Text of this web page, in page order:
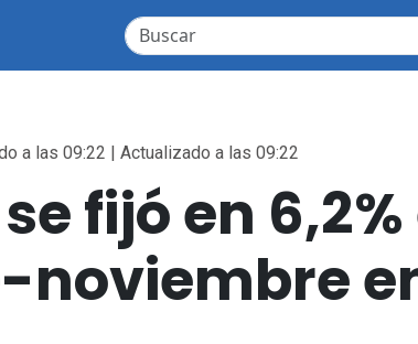
a las 09:22 | Actualizado a las 09:22
fijó en